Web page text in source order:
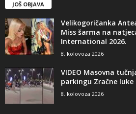
JOŠ OBJAVA
Velikogoričanka
Miss šarma na
International 2026.
8. kolovoza 2026
VIDEO Masovna
parkingu Zračne luke
8. kolovoza 2026